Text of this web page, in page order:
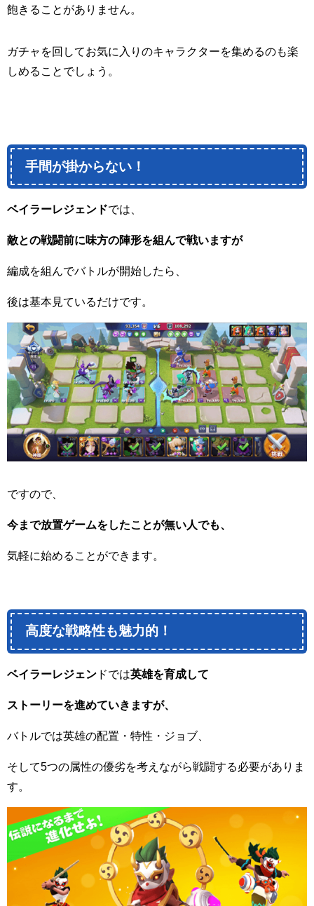
飽きることがありません。
ガチャを回してお気に入りのキャラクターを集めるのも楽
しめることでしょう。
手間が掛からない！
ベイラーレジェンドでは、
敵との戦闘前に味方の陣形を組んで戦いますが
編成を組んでバトルが開始したら、
後は基本見ているだけです。
ですので、
今まで放置ゲームをしたことが無い人でも、
気軽に始めることができます。
高度な戦略性も魅力的！
ベイラーレジェン ドでは英雄を育成して
ストーリーを進めていきますが、
バトルでは英雄の配置・特性・ジョブ、
そして5つの属性の優劣を考えながら戦闘する必要がありま
す。